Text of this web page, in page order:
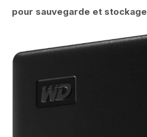
pour sauvegarde et stockage